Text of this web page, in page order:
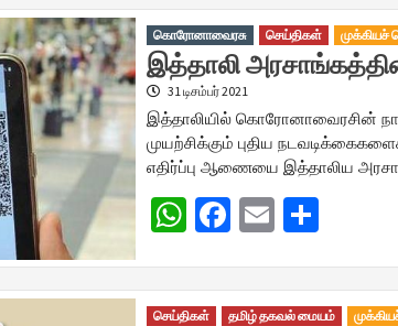
கொரோனாவைரசு செய்திகள் முக்கியச்
இத்தாலி
31 டிசம்பர் 2021
இத்தாலியில் கொரோனாவைரசின்
முயற்சிக்கும் புதிய
எதிர்ப்பு ஆணையை இத்தாலிய
WhatsApp
Facebook
Email
செய்திகள் தமிழ் தகவல் மையம்